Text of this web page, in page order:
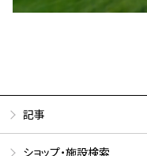
記事
ショップ・施設検索